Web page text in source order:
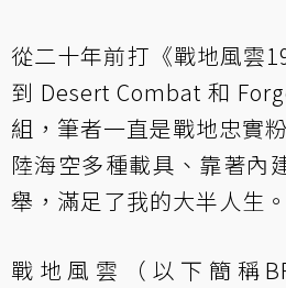
從二十年前打《戰地風雲
到 Desert Combat 和
組，筆者一直是戰地忠實
陸海空多種載具、靠著內
舉，滿足了我的大半人生。
戰地風雲（以下簡稱